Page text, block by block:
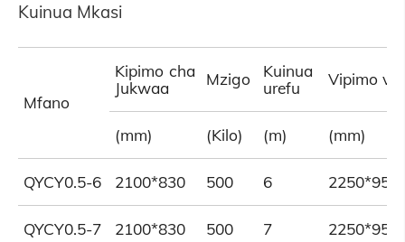
Kuinua Mkasi
Mfano
Kipimo cha
Jukwaa
Mzigo
Kuinua
urefu
Vipimo
(mm) (Kilo) (m) (mm)
QYCY0.5-6 2100*830 500 6
QYCY0.5-7 2100*830 500 7